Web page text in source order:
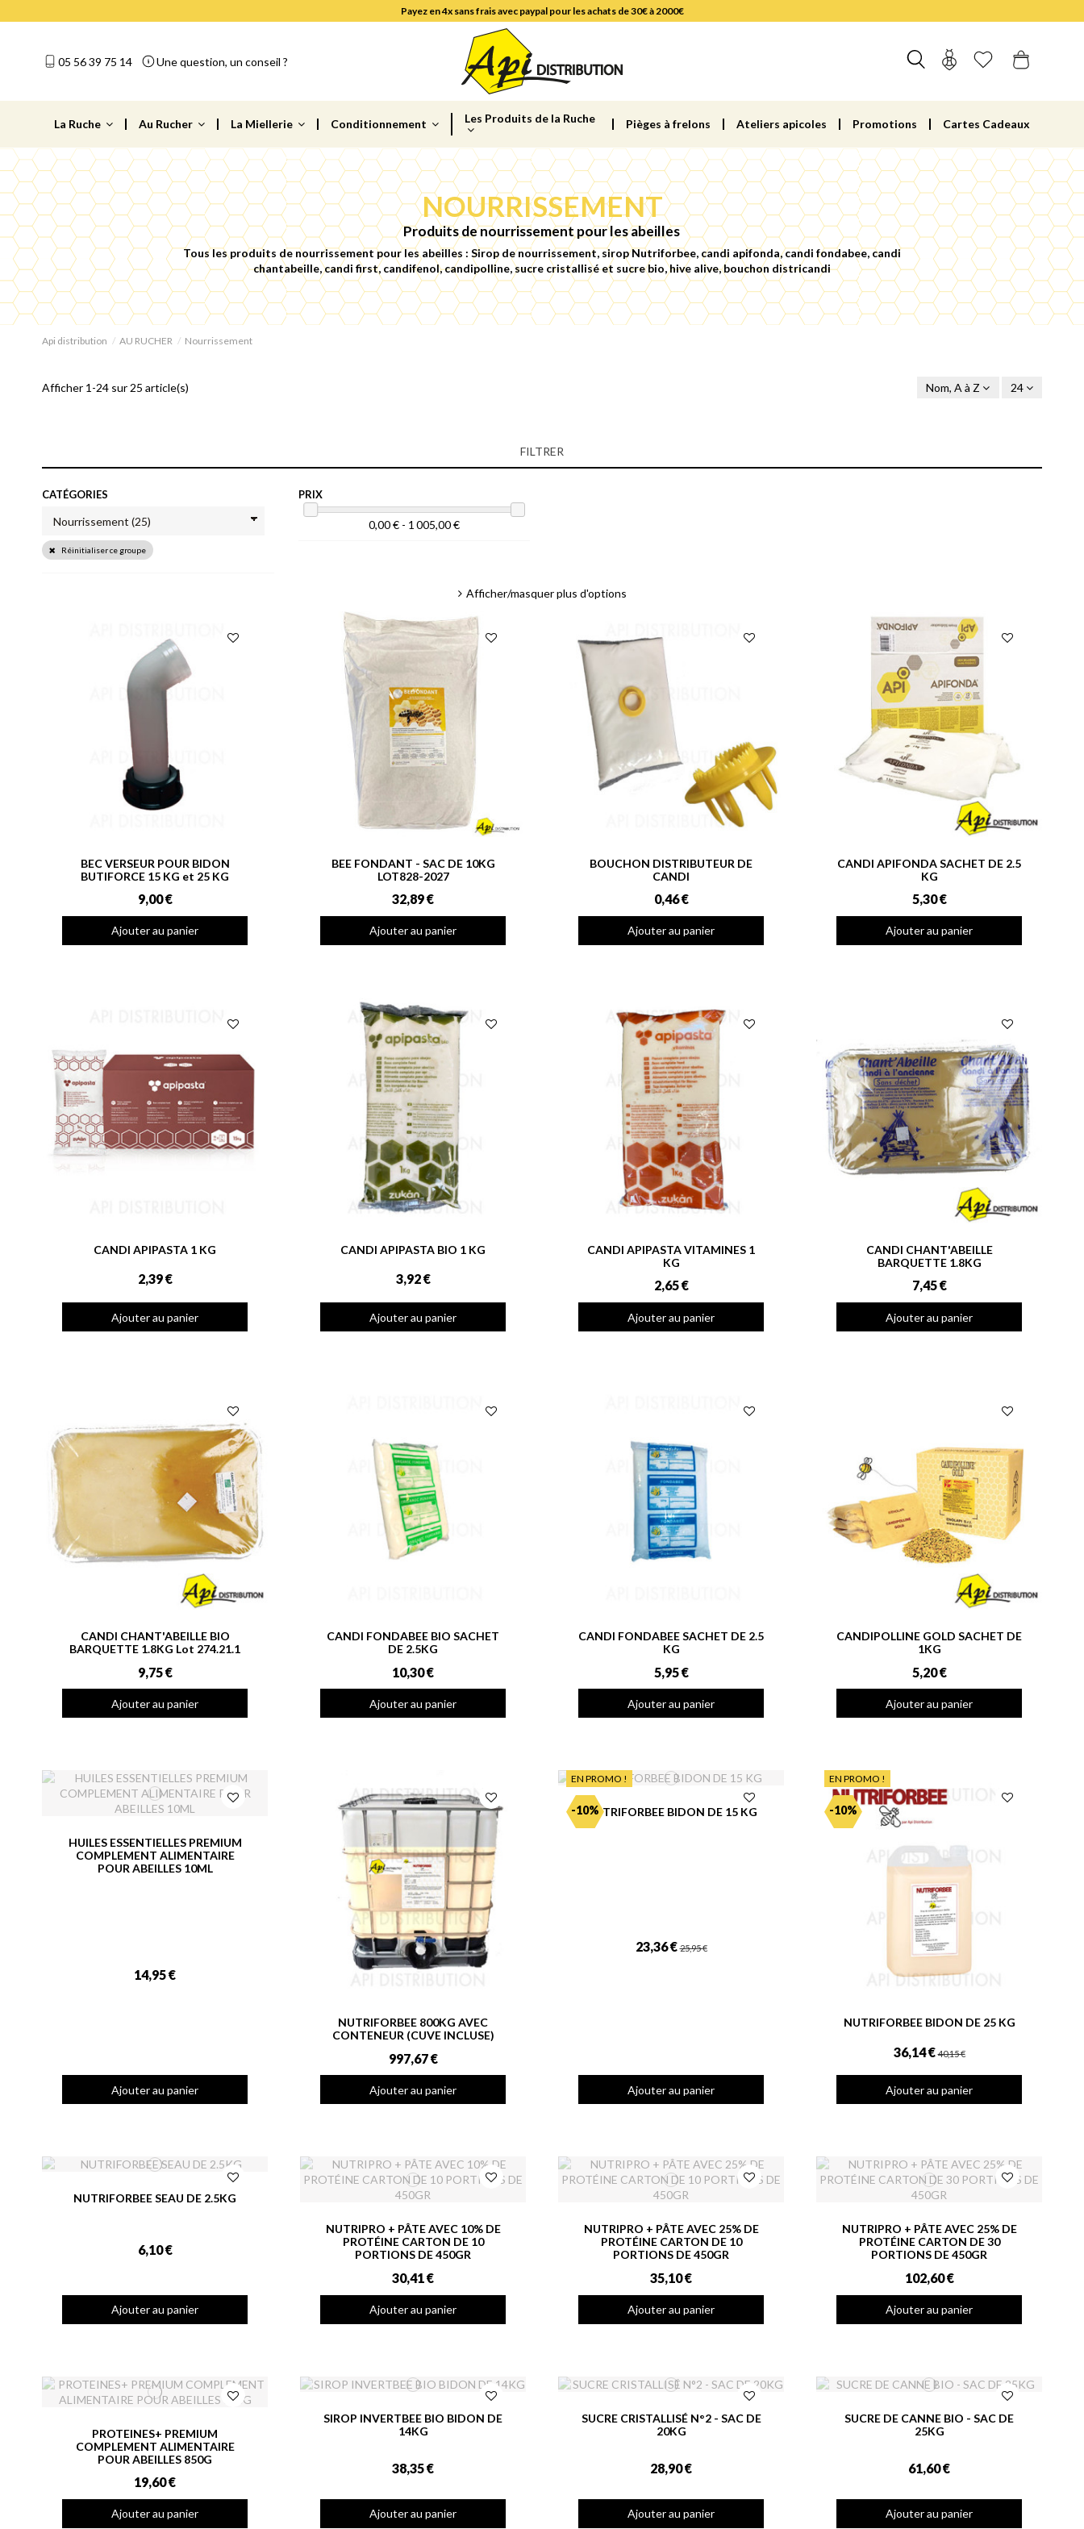
Payez en 4x sans frais avec paypal pour les achats de 30€ à 2000€
05 56 39 75 14 Une question, un conseil ?
La Ruche Au Rucher La Miellerie Conditionnement Les Produits de la Ruche Pièges à frelons Ateliers apicoles Promotions Cartes Cadeaux
NOURRISSEMENT
Produits de nourrissement pour les abeilles
Tous les produits de nourrissement pour les abeilles : Sirop de nourrissement, sirop Nutriforbee, candi apifonda, candi fondabee, candi
chantabeille, candi first, candifenol, candipolline, sucre cristallisé et sucre bio, hive alive, bouchon districandi
Api distribution AU RUCHER Nourrissement
Afficher 1-24 sur 25 article(s) Nom, A à Z 24
FILTRER
CATÉGORIES
Réinitialiser ce groupe
PRIX
0,00 € - 1 005,00 €
Afficher/masquer plus d'options
BEC VERSEUR POUR BIDON
BUTIFORCE 15 KG et 25 KG
9,00 €
Ajouter au panier
BEE FONDANT - SAC DE 10KG
LOT828-2027
32,89 €
Ajouter au panier
BOUCHON DISTRIBUTEUR DE
CANDI
0,46 €
Ajouter au panier
CANDI APIFONDA SACHET DE 2.5
KG
5,30 €
Ajouter au panier
CANDI APIPASTA 1 KG
2,39 €
Ajouter au panier
CANDI APIPASTA BIO 1 KG
3,92 €
Ajouter au panier
CANDI APIPASTA VITAMINES 1
KG
2,65 €
Ajouter au panier
CANDI CHANT'ABEILLE
BARQUETTE 1.8KG
7,45 €
Ajouter au panier
CANDI CHANT'ABEILLE BIO
BARQUETTE 1.8KG Lot 274.21.1
9,75 €
Ajouter au panier
CANDI FONDABEE BIO SACHET
DE 2.5KG
10,30 €
Ajouter au panier
CANDI FONDABEE SACHET DE 2.5
KG
5,95 €
Ajouter au panier
CANDIPOLLINE GOLD SACHET DE
1KG
5,20 €
Ajouter au panier
HUILES ESSENTIELLES PREMIUM
COMPLEMENT ALIMENTAIRE
POUR ABEILLES 10ML
14,95 €
Ajouter au panier
NUTRIFORBEE 800KG AVEC
CONTENEUR (CUVE INCLUSE)
997,67 €
Ajouter au panier
EN PROMO !
-10%NUTRIFORBEE BIDON DE 15 KG
23,36 €25,95 €
Ajouter au panier
EN PROMO !
-10%
NUTRIFORBEE BIDON DE 25 KG
36,14 €40,15 €
Ajouter au panier
NUTRIFORBEE SEAU DE 2.5KG
6,10 €
Ajouter au panier
NUTRIPRO + PÂTE AVEC 10% DE
PROTÉINE CARTON DE 10
PORTIONS DE 450GR
30,41 €
Ajouter au panier
NUTRIPRO + PÂTE AVEC 25% DE
PROTÉINE CARTON DE 10
PORTIONS DE 450GR
35,10 €
Ajouter au panier
NUTRIPRO + PÂTE AVEC 25% DE
PROTÉINE CARTON DE 30
PORTIONS DE 450GR
102,60 €
Ajouter au panier
PROTEINES+ PREMIUM
COMPLEMENT ALIMENTAIRE
POUR ABEILLES 850G
19,60 €
Ajouter au panier
SIROP INVERTBEE BIO BIDON DE
14KG
38,35 €
Ajouter au panier
SUCRE CRISTALLISÉ N°2 - SAC DE
20KG
28,90 €
Ajouter au panier
SUCRE DE CANNE BIO - SAC DE
25KG
61,60 €
Ajouter au panier